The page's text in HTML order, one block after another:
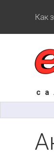
Как